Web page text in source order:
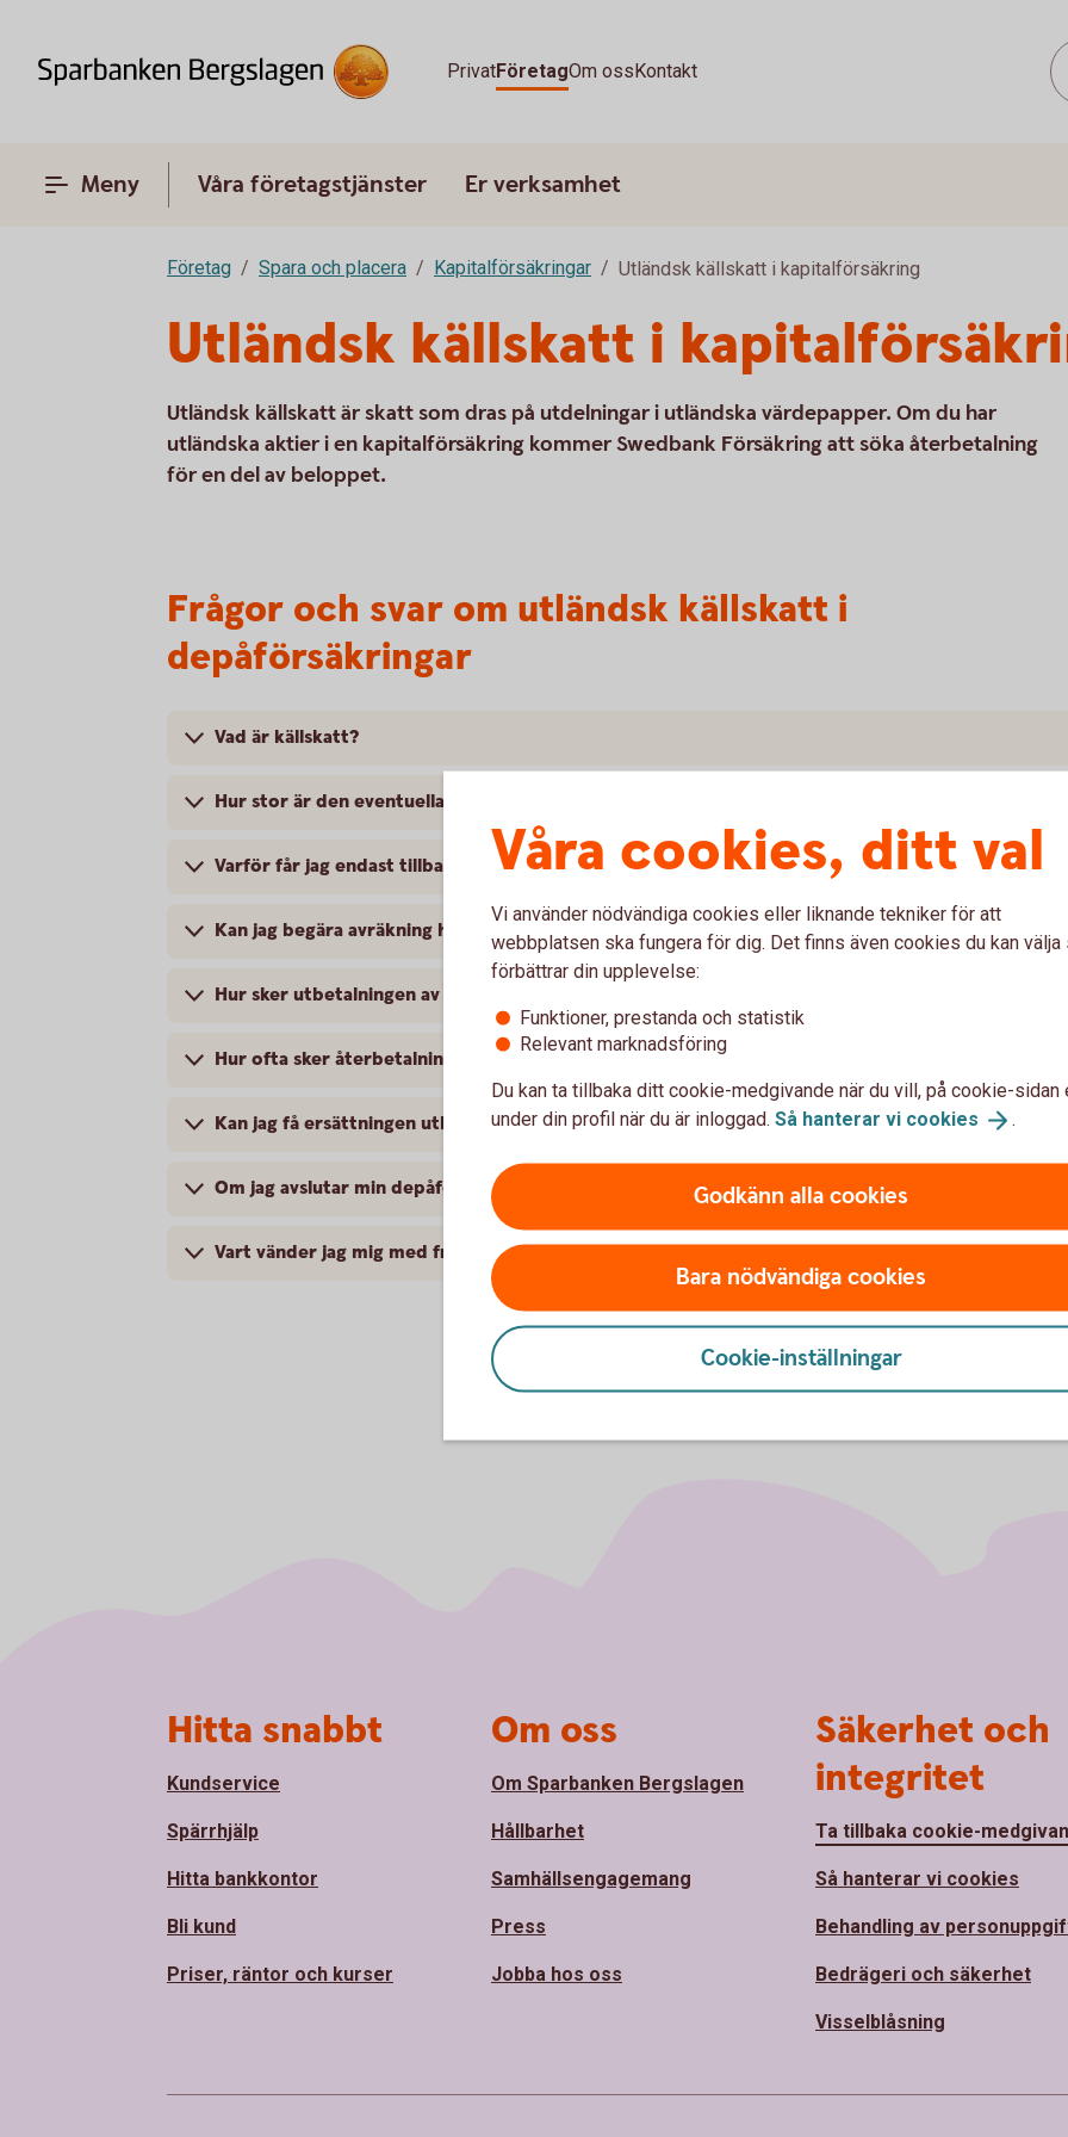
PrivatFöretagOm ossKontakt
Meny Våra företagstjänster Er verksamhet
Företag Spara och placera Kapitalförsäkringar Utländsk källskatt i kapitalförsäkring
Utländsk källskatt i
Utländsk källskatt är skatt som dras på utdelningar i utländska värdepapper. Om du har
utländska aktier i en kapitalförsäkring kommer Swedbank Försäkring att söka återbetalning
för en del av beloppet.
Frågor och svar om utländsk källskatt i
depåförsäkringar
Vad är källskatt?
Hur stor är den eventuella källskatten?
Varför får jag endast tillbaka max 15 %?
Kan jag begära avräkning hos Skatteverket gällande källskatten på min försäkring?
Hur sker utbetalningen av den källskatt som jag får tillbaka?
Hur ofta sker återbetalning av källskatten?
Kan jag få ersättningen utbetalt till ett vanligt konto utanför försäkringen?
Om jag avslutar min depåförsäkring, får jag ändå ta del av eventuell återbetalning av utländsk
Vart vänder jag mig med frågor?
Våra cookies, ditt val
Vi använder nödvändiga cookies eller liknande tekniker för att
webbplatsen ska fungera för dig. Det finns även cookies du kan välja
förbättrar din upplevelse:
Funktioner, prestanda och statistik
Relevant marknadsföring
Du kan ta tillbaka ditt cookie-medgivande när du vill, på cookie-sidan
under din profil när du är inloggad. Så hanterar vi cookies .
Godkänn alla cookies
Bara nödvändiga cookies
Cookie-inställningar
Hitta snabbt
Kundservice
Spärrhjälp
Hitta bankkontor
Bli kund
Priser, räntor och kurser
Om oss
Om Sparbanken Bergslagen
Hållbarhet
Samhällsengagemang
Press
Jobba hos oss
Säkerhet och
integritet
Ta tillbaka cookie-
Så hanterar vi cookies
Behandling av
Bedrägeri och säkerhet
Visselblåsning